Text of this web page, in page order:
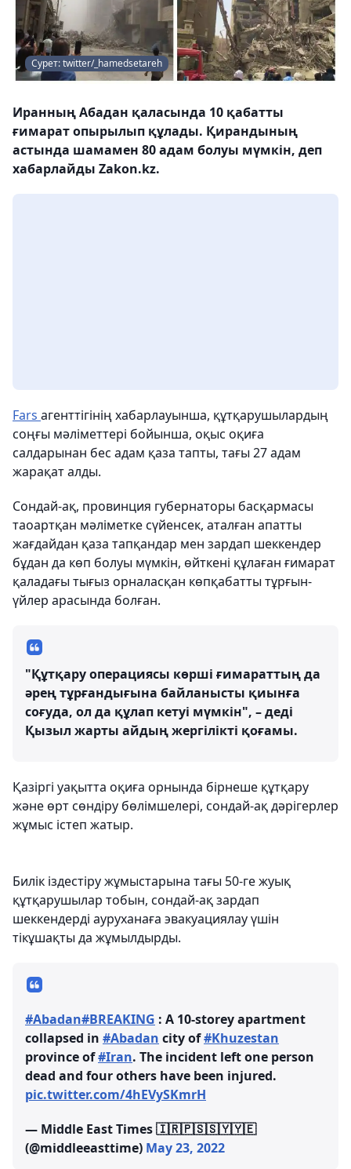
Сурет: twitter/_hamedsetareh
Иранның Абадан қаласында 10 қабатты
ғимарат опырылып құлады. Қирандының
астында шамамен 80 адам болуы мүмкін, деп
хабарлайды Zakon.kz.
Fars агенттігінің хабарлауынша, құтқарушылардың
соңғы мәліметтері бойынша, оқыс оқиға
салдарынан бес адам қаза тапты, тағы 27 адам
жарақат алды.
Сондай-ақ, провинция губернаторы басқармасы
таоартқан мәліметке сүйенсек, аталған апатты
жағдайдан қаза тапқандар мен зардап шеккендер
бұдан да көп болуы мүмкін, өйткені құлаған ғимарат
қаладағы тығыз орналасқан көпқабатты тұрғын-
үйлер арасында болған.
"Құтқару операциясы көрші ғимараттың да
әрең тұрғандығына байланысты қиынға
соғуда, ол да құлап кетуі мүмкін", – деді
Қызыл жарты айдың жергілікті қоғамы.
Қазіргі уақытта оқиға орнында бірнеше құтқару
және өрт сөндіру бөлімшелері, сондай-ақ дәрігерлер
жұмыс істеп жатыр.
Билік іздестіру жұмыстарына тағы 50-ге жуық
құтқарушылар тобын, сондай-ақ зардап
шеккендерді ауруханаға эвакуациялау үшін
тікұшақты да жұмылдырды.
#Abadan#BREAKING : A 10-storey apartment
collapsed in #Abadan city of#Khuzestan
province of#Iran. The incident left one person
dead and four others have been injured.
pic.twitter.com/4hEVySKmrH
— Middle East Times 🇮🇷🇵🇸🇸🇾🇾🇪
(@middleeasttime) May 23, 2022